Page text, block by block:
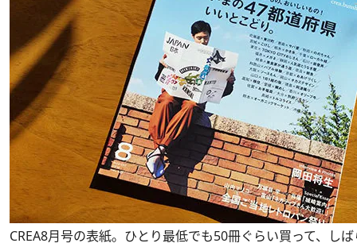
CREA8月号の表紙。ひとり最低でも50冊ぐらい買って、し